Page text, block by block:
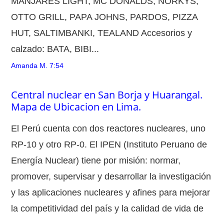
OTTO GRILL, PAPA JOHNS, PARDOS, PIZZA
HUT, SALTIMBANKI, TEALAND Accesorios y
calzado: BATA, BIBI...
Amanda M. 7:54
Central nuclear en San Borja y Huarangal.
Mapa de Ubicacion en Lima.
El Perú cuenta con dos reactores nucleares, uno
RP-10 y otro RP-0. El IPEN (Instituto Peruano de
Energía Nuclear) tiene por misión: normar,
promover, supervisar y desarrollar la investigación
y las aplicaciones nucleares y afines para mejorar
la competitividad del país y la calidad de vida de